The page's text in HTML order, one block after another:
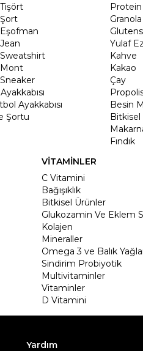
Ayakkabısı
Şortu
Yulaf
Kahve
Kakao
Çay
Besin
Bitkisel
Fındık
VİTAMİNLER
C Vitamini
Bağışıklık
Bitkisel Ürünler
Glukozamin Ve Eklem
Kolajen
Mineraller
Omega 3 ve Balık
Sindirim Probiyotik
Multivitaminler
Vitaminler
D Vitamini
Yardım